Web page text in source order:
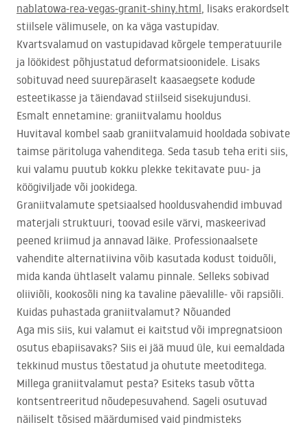
nablatowa-rea-vegas-granit-shiny.html, lisaks erakordselt
stiilsele välimusele, on ka väga vastupidav.
Kvartsvalamud on vastupidavad kõrgele temperatuurile
ja löökidest põhjustatud deformatsioonidele. Lisaks
sobituvad need suurepäraselt kaasaegsete kodude
esteetikasse ja täiendavad stiilseid sisekujundusi.
Esmalt ennetamine: graniitvalamu hooldus
Huvitaval kombel saab graniitvalamuid hooldada sobivate
taimse päritoluga vahenditega. Seda tasub teha eriti siis,
kui valamu puutub kokku plekke tekitavate puu- ja
köögiviljade või jookidega.
Graniitvalamute spetsiaalsed hooldusvahendid imbuvad
materjali struktuuri, toovad esile värvi, maskeerivad
peened kriimud ja annavad läike. Professionaalsete
vahendite alternatiivina võib kasutada kodust toiduõli,
mida kanda ühtlaselt valamu pinnale. Selleks sobivad
oliiviõli, kookosõli ning ka tavaline päevalille- või rapsiõli.
Kuidas puhastada graniitvalamut? Nõuanded
Aga mis siis, kui valamut ei kaitstud või impregnatsioon
osutus ebapiisavaks? Siis ei jää muud üle, kui eemaldada
tekkinud mustus tõestatud ja ohutute meetoditega.
Millega graniitvalamut pesta? Esiteks tasub võtta
kontsentreeritud nõudepesuvahend. Sageli osutuvad
näiliselt tõsised määrdumised vaid pindmisteks